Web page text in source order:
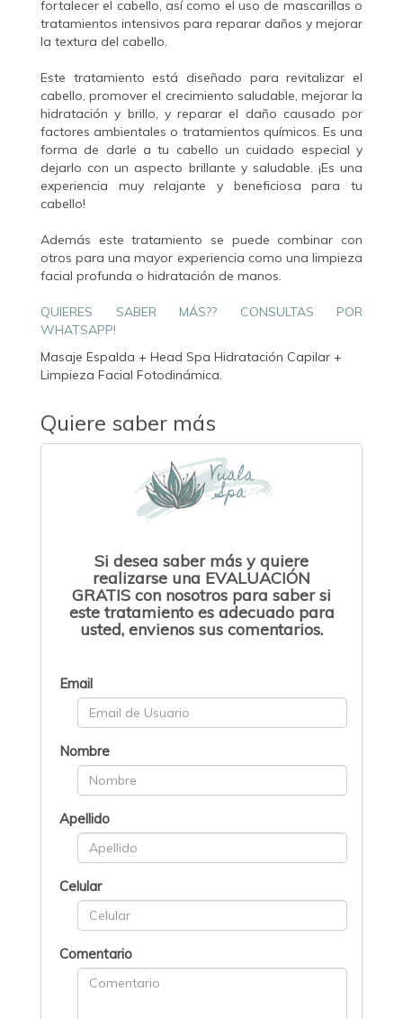
fortalecer el cabello, así como el uso de mascarillas o
tratamientos intensivos para reparar daños y mejorar
la textura del cabello.
Este tratamiento está diseñado para revitalizar el
cabello, promover el crecimiento saludable, mejorar la
hidratación y brillo, y reparar el daño causado por
factores ambientales o tratamientos químicos. Es una
forma de darle a tu cabello un cuidado especial y
dejarlo con un aspecto brillante y saludable. ¡Es una
experiencia muy relajante y beneficiosa para tu
cabello!
Además este tratamiento se puede combinar con
otros para una mayor experiencia como una limpieza
facial profunda o hidratación de manos.
QUIERES SABER MÁS?? CONSULTAS POR
WHATSAPP!
Masaje Espalda + Head Spa Hidratación Capilar +
Limpieza Facial Fotodinámica.
Quiere saber más
Si desea saber más y quiere
realizarse una EVALUACIÓN
GRATIS con nosotros para saber si
este tratamiento es adecuado para
usted, envienos sus comentarios.
Email
Nombre
Apellido
Celular
Comentario